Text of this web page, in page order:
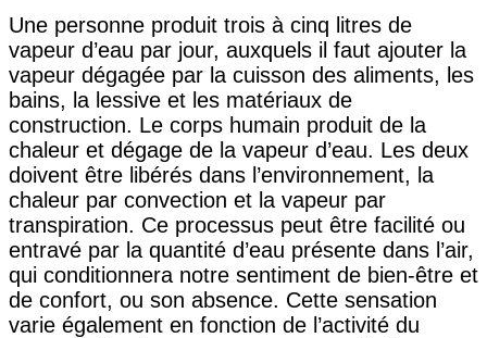
Une personne produit trois à cinq litres de
vapeur d’eau par jour, auxquels il faut ajouter la
vapeur dégagée par la cuisson des aliments, les
bains, la lessive et les matériaux de
construction. Le corps humain produit de la
chaleur et dégage de la vapeur d’eau. Les deux
doivent être libérés dans l’environnement, la
chaleur par convection et la vapeur par
transpiration. Ce processus peut être facilité ou
entravé par la quantité d’eau présente dans l’air,
qui conditionnera notre sentiment de bien-être et
de confort, ou son absence. Cette sensation
varie également en fonction de l’activité du